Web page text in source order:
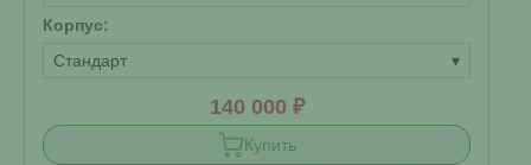
Корпус:
Стандарт
▾
140 000 ₽
Купить